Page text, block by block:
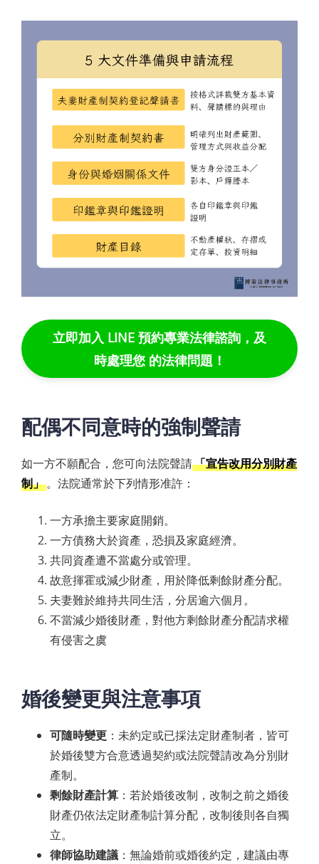
立即加入 LINE 預約專業法律諮詢，及
時處理您 的法律問題！
配偶不同意時的強制聲請
如一方不願配合，您可向法院聲請「宣告改用分別財產
制」。法院通常於下列情形准許：
一方承擔主要家庭開銷。
一方債務大於資產，恐損及家庭經濟。
共同資產遭不當處分或管理。
故意揮霍或減少財產，用於降低剩餘財產分配。
夫妻難於維持共同生活，分居逾六個月。
不當減少婚後財產，對他方剩餘財產分配請求權
有侵害之虞
婚後變更與注意事項
可隨時變更 ：未約定或已採法定財產制者，皆可
於婚後雙方合意透過契約或法院聲請改為分別財
產制。
剩餘財產計算 ：若於婚後改制，改制之前之婚後
財產仍依法定財產制計算分配，改制後則各自獨
立。
律師協助建議 ：無論婚前或婚後約定，建議由專